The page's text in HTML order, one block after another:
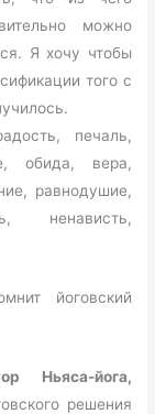
можно
Я хочу чтобы
того с
печаль,
обида, вера,
равнодушие,
ненависть,
йоговский
Ньяса-йога,
решения